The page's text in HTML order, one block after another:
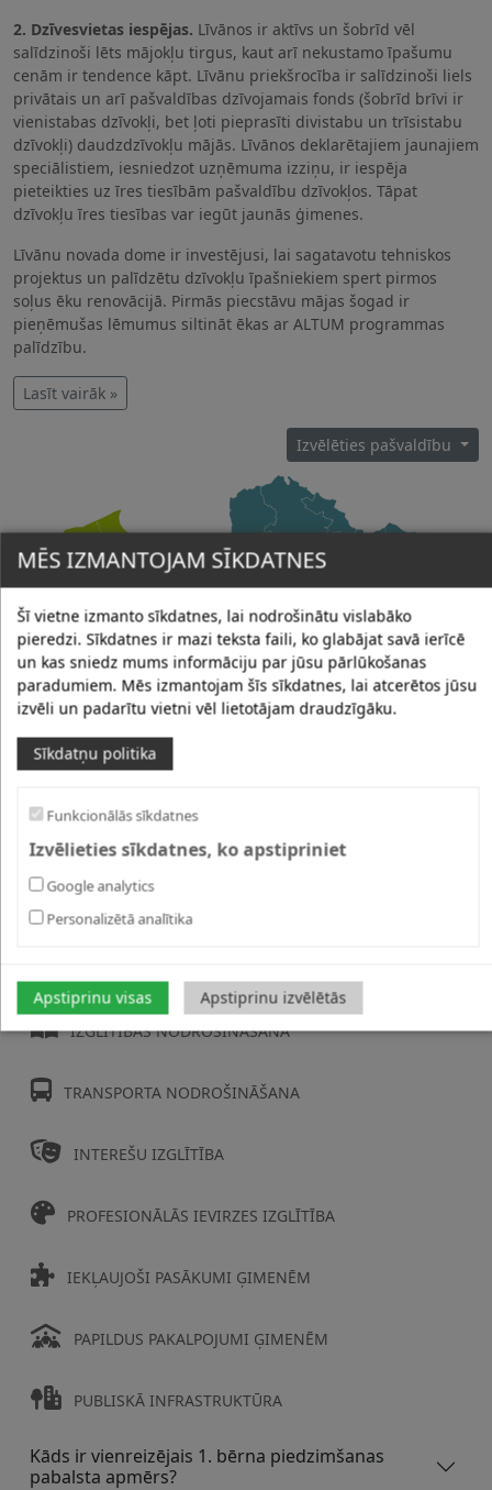
2. Dzīvesvietas iespējas. Līvānos ir aktīvs un šobrīd vēl
salīdzinoši lēts mājokļu tirgus, kaut arī nekustamo īpašumu
cenām ir tendence kāpt. Līvānu priekšrocība ir salīdzinoši liels
privātais un arī pašvaldības dzīvojamais fonds (šobrīd brīvi ir
vienistabas dzīvokļi, bet ļoti pieprasīti divistabu un trīsistabu
dzīvokļi) daudzdzīvokļu mājās. Līvānos deklarētajiem jaunajiem
speciālistiem, iesniedzot uzņēmuma izziņu, ir iespēja
pieteikties uz īres tiesībām pašvaldību dzīvokļos. Tāpat
dzīvokļu īres tiesības var iegūt jaunās ģimenes.
Līvānu novada dome ir investējusi, lai sagatavotu tehniskos
projektus un palīdzētu dzīvokļu īpašniekiem spert pirmos
soļus ēku renovācijā. Pirmās piecstāvu mājas šogad ir
pieņēmušas lēmumus siltināt ēkas ar ALTUM programmas
palīdzību.
Lasīt vairāk »
Izvēlēties pašvaldību
Aptaujas dati
Infografika Salīdzināt ar citām pašvaldībām
IZGLĪTĪBAS NODROŠINĀŠANA
TRANSPORTA NODROŠINĀŠANA
INTEREŠU IZGLĪTĪBA
PROFESIONĀLĀS IEVIRZES IZGLĪTĪBA
IEKĻAUJOŠI PASĀKUMI ĢIMENĒM
PAPILDUS PAKALPOJUMI ĢIMENĒM
PUBLISKĀ INFRASTRUKTŪRA
Kāds ir vienreizējais 1. bērna piedzimšanas
pabalsta apmērs?
MĒS IZMANTOJAM SĪKDATNES
Šī vietne izmanto sīkdatnes, lai nodrošinātu vislabāko
pieredzi. Sīkdatnes ir mazi teksta faili, ko glabājat savā ierīcē
un kas sniedz mums informāciju par jūsu pārlūkošanas
paradumiem. Mēs izmantojam šīs sīkdatnes, lai atcerētos jūsu
izvēli un padarītu vietni vēl lietotājam draudzīgāku.
Sīkdatņu politika
Funkcionālās sīkdatnes
Izvēlieties sīkdatnes, ko apstipriniet
Google analytics
Personalizētā analītika
Apstiprinu visas Apstiprinu izvēlētās